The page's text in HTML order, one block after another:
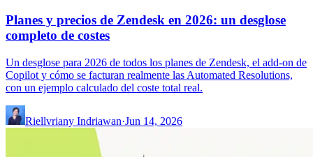
Planes y precios de Zendesk en 2026: un desglose
completo de costes
Un desglose para 2026 de todos los planes de Zendesk, el add-on de
Copilot y cómo se facturan realmente las Automated Resolutions,
con un ejemplo calculado del coste total real.
Riellvriany Indriawan·Jun 14, 2026